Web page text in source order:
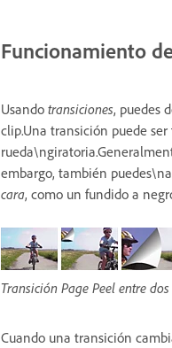
Funcionamiento
Usando transiciones, puedes
clip.Una transición puede
embargo, también
cara, como un fundido a
Transición Page Peel entre
Cuando una transición